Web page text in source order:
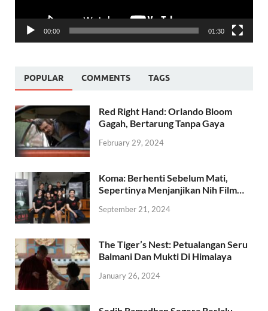
00:00 01:30
POPULAR COMMENTS TAGS
Red Right Hand: Orlando Bloom
Gagah, Bertarung Tanpa Gaya
February 29, 2024
Koma: Berhenti Sebelum Mati,
Sepertinya Menjanjikan Nih Film…
September 21, 2024
The Tiger’s Nest: Petualangan Seru
Balmani Dan Mukti Di Himalaya
January 26, 2024